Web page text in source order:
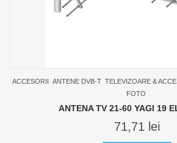
ACCESORII ANTENE DVB-T TELEVIZOARE &
FOTO
ANTENA TV 21-60 YAGI 19
71,71 lei